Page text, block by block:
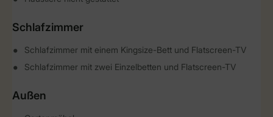
Schlafzimmer
Schlafzimmer mit einem Kingsize-Bett und Flatscreen-TV
Schlafzimmer mit zwei Einzelbetten und Flatscreen-TV
Außen